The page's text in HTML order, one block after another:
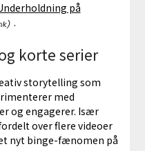
på
.
korte serier
storytelling som
med
og engagerer. Især
over flere videoer
nyt binge-fænomen på